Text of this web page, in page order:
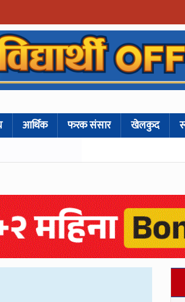
आर्थिक फरक संसार खेलकुद